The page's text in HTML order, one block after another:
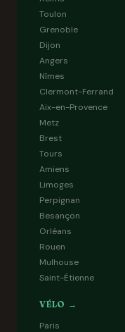
Toulon
Grenoble
Dijon
Angers
Nîmes
Clermont-Ferrand
Aix-en-Provence
Metz
Brest
Tours
Amiens
Limoges
Perpignan
Besançon
Orléans
Rouen
Mulhouse
Saint-Étienne
VÉLO →
Paris